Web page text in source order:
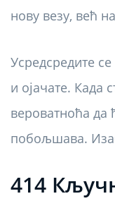
нову везу, већ
Усредсредите
и ојачате. Када
вероватноћа да
побољшава.
414